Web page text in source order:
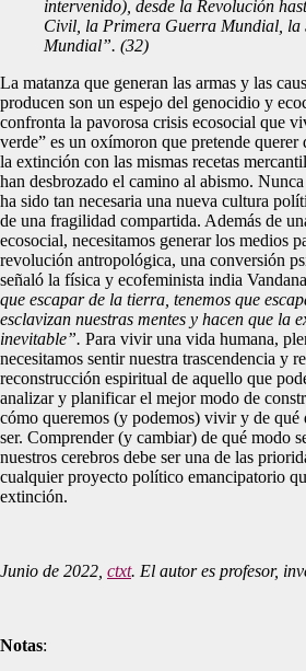
intervenido), desde la Revolución
Civil, la Primera Guerra Mundial, la
Mundial”. (32)
La matanza que generan las armas y las
producen son un espejo del genocidio y
confronta la pavorosa crisis ecosocial que
verde” es un oxímoron que pretende querer
la extinción con las mismas recetas
han desbrozado el camino al abismo.
ha sido tan necesaria una nueva cultura
de una fragilidad compartida. Además de
ecosocial, necesitamos generar los medios
revolución antropológica, una conversión
señaló la física y ecofeminista india
que escapar de la tierra, tenemos que
esclavizan nuestras mentes y hacen que la
inevitable”. Para vivir una vida humana,
necesitamos sentir nuestra trascendencia y
reconstrucción espiritual de aquello que
analizar y planificar el mejor modo de
cómo queremos (y podemos) vivir y de qué
ser. Comprender (y cambiar) de qué modo
nuestros cerebros debe ser una de las
cualquier proyecto político emancipatorio
extinción.
Junio de 2022, ctxt. El autor es profesor,
Notas: